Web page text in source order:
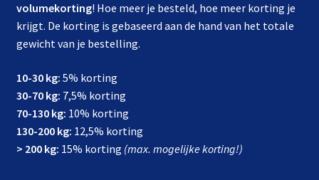
volumekorting! Hoe meer je besteld, hoe meer korting je
krijgt. De korting is gebaseerd aan de hand van het totale
gewicht van je bestelling.
10-30 kg: 5% korting
30-70 kg: 7,5% korting
70-130 kg: 10% korting
130-200 kg: 12,5% korting
> 200 kg: 15% korting (max. mogelijke korting!)